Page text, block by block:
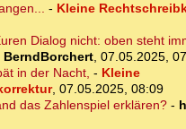
- Kleine
Dialog nicht: oben steht
BerndBorchert, 07.05.2025,
in der Nacht, - Kleine
, 07.05.2025, 08:09
das Zahlenspiel erklären?-